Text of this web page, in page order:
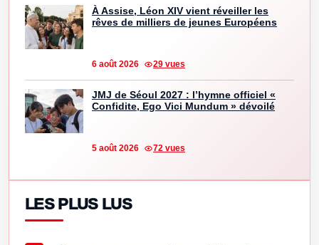
À Assise, Léon XIV vient réveiller les
rêves de milliers de jeunes Européens
6 août 2026 29 vues
JMJ de Séoul 2027 : l’hymne officiel «
Confidite, Ego Vici Mundum » dévoilé
5 août 2026 72 vues
LES PLUS LUS